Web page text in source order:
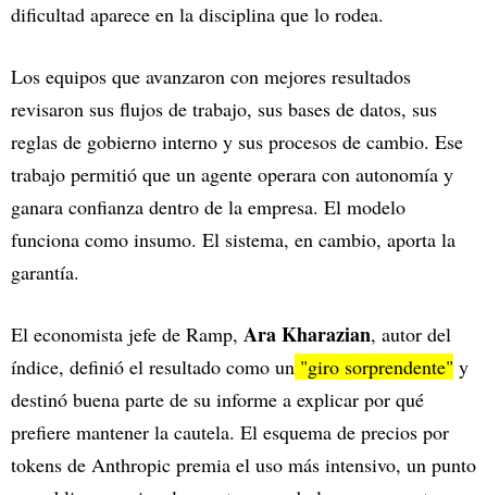
dificultad aparece en la disciplina que lo rodea.
Los equipos que avanzaron con mejores resultados
revisaron sus flujos de trabajo, sus bases de datos, sus
reglas de gobierno interno y sus procesos de cambio. Ese
trabajo permitió que un agente operara con autonomía y
ganara confianza dentro de la empresa. El modelo
funciona como insumo. El sistema, en cambio, aporta la
garantía.
El economista jefe de Ramp, Ara Kharazian, autor del
índice, definió el resultado como un "giro sorprendente" y
destinó buena parte de su informe a explicar por qué
prefiere mantener la cautela. El esquema de precios por
tokens de Anthropic premia el uso más intensivo, un punto